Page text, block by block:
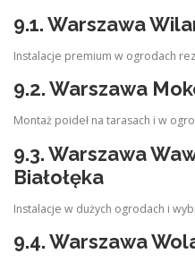
9.1. Warszawa
Instalacje premium w ogrodach
9.2. Warszawa
Montaż poideł na tarasach i w
9.3. Warszawa
Białołęka
Instalacje w dużych ogrodach i
9.4. Warszawa